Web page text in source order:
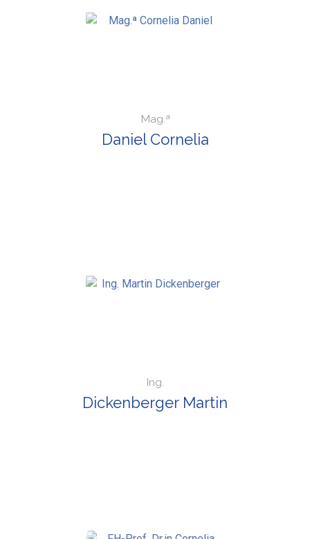
Mag.ª
Daniel Cornelia
Ing.
Dickenberger Martin